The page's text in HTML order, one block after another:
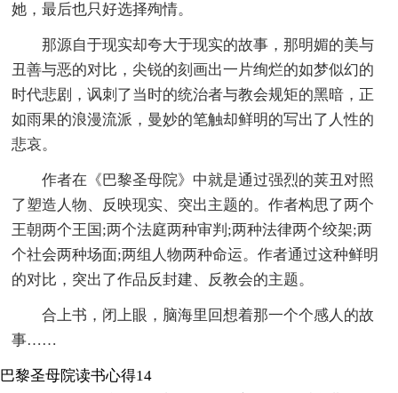
她，最后也只好选择殉情。
那源自于现实却夸大于现实的故事，那明媚的美与
丑善与恶的对比，尖锐的刻画出一片绚烂的如梦似幻的
时代悲剧，讽刺了当时的统治者与教会规矩的黑暗，正
如雨果的浪漫流派，曼妙的笔触却鲜明的写出了人性的
悲哀。
作者在《巴黎圣母院》中就是通过强烈的荚丑对照
了塑造人物、反映现实、突出主题的。作者构思了两个
王朝两个王国;两个法庭两种审判;两种法律两个绞架;两
个社会两种场面;两组人物两种命运。作者通过这种鲜明
的对比，突出了作品反封建、反教会的主题。
合上书，闭上眼，脑海里回想着那一个个感人的故
事……
巴黎圣母院读书心得14